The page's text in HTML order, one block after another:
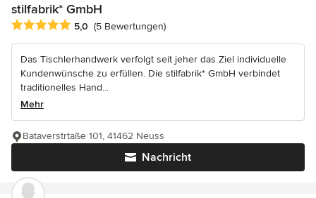
stilfabrik* GmbH
Durchschnittliche Bewertung: 5 von 5 Sternen
5,0 (5 Bewertungen)
Das Tischlerhandwerk verfolgt seit jeher das Ziel individuelle
Kundenwünsche zu erfüllen. Die stilfabrik* GmbH verbindet
traditionelles Hand...
Mehr
Nachricht
Bataverstrtaße 101, 41462 Neuss